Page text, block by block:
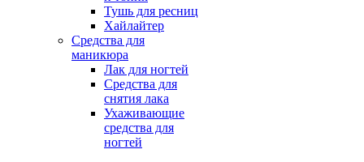
Тушь для ресниц
Хайлайтер
Средства для
маникюра
Лак для ногтей
Средства для
снятия лака
Ухаживающие
средства для
ногтей